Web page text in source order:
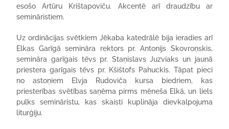
esošo Artūru Krištapoviču. Akcentē arī draudzību ar
semināristiem.
Uz ordinācijas svētkiem Jēkaba katedrālē bija ieradies arī
Elkas Garīgā semināra rektors pr. Antonijs Skovroņskis,
semināra garīgais tēvs pr. Staņislavs Juzviaks un jaunā
priestera garīgais tēvs pr. Kšištofs Pahuckis. Tāpat pieci
no astoņiem Elvja Rudoviča kursa biedriem, kas
priesterības svētības saņēma pirms mēneša Elkā, un liels
pulks semināristu, kas skaisti kuplināja dievkalpojuma
liturģiju.